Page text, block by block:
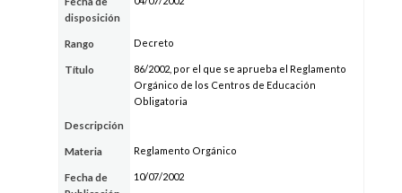
disposición
Rango Decreto
Título
86/2002, por el que se aprueba el Reglamento
Orgánico de los Centros de Educación
Obligatoria
Descripción
Materia Reglamento Orgánico
Fecha de
10/07/2002